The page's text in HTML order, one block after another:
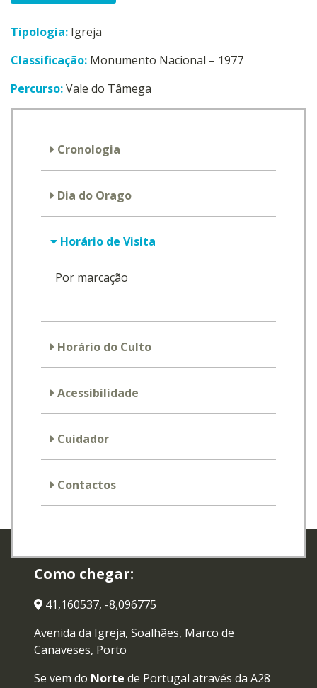
Tipologia: Igreja
Classificação: Monumento Nacional – 1977
Percurso:Vale do Tâmega
Cronologia
Dia do Orago
Horário de Visita
Por marcação
Horário do Culto
Acessibilidade
Cuidador
Contactos
Como chegar:
41,160537, -8,096775
Avenida da Igreja, Soalhães, Marco de
Canaveses, Porto
Se vem do Norte de Portugal através da A28